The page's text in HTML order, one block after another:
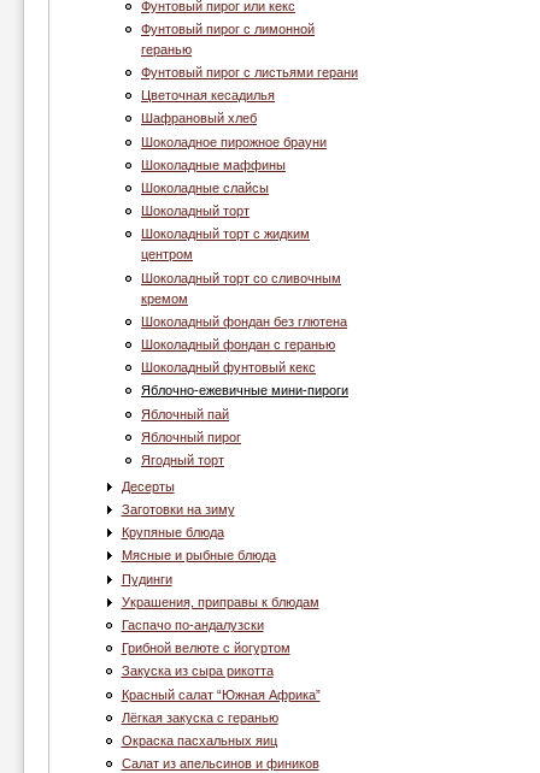
Фунтовый пирог или кекс
Фунтовый пирог с лимонной
геранью
Фунтовый пирог с листьями герани
Цветочная кесадилья
Шафрановый хлеб
Шоколадное пирожное брауни
Шоколадные маффины
Шоколадные слайсы
Шоколадный торт
Шоколадный торт с жидким
центром
Шоколадный торт со сливочным
кремом
Шоколадный фондан без глютена
Шоколадный фондан с геранью
Шоколадный фунтовый кекс
Яблочно-ежевичные мини-пироги
Яблочный пай
Яблочный пирог
Ягодный торт
Десерты
Заготовки на зиму
Крупяные блюда
Мясные и рыбные блюда
Пудинги
Украшения, приправы к блюдам
Гаспачо по-андалузски
Грибной велюте с йогуртом
Закуска из сыра рикотта
Красный салат “Южная Африка”
Лёгкая закуска с геранью
Окраска пасхальных яиц
Салат из апельсинов и фиников